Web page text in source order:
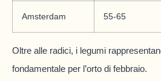
Amsterdam 55-65
Oltre alle radici, i legumi
fondamentale per l’orto di febbraio.